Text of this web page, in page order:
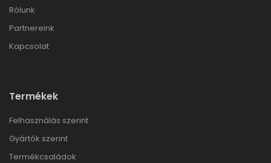
Rólunk
Partnereink
Kapcsolat
Termékek
Felhasználás szerint
Gyártók szerint
Termékcsaládok